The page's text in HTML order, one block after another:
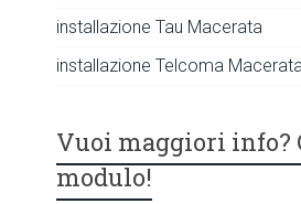
installazione Tau Macerata
installazione Telcoma
Vuoi maggiori info?
modulo!